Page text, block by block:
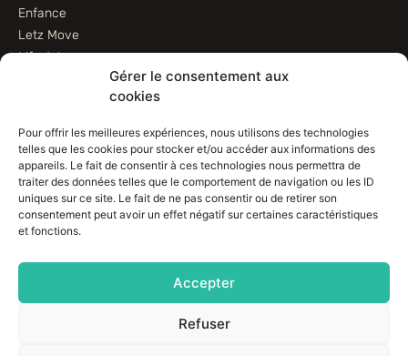
Gérer le consentement aux
cookies
Pour offrir les meilleures expériences, nous utilisons des technologies
telles que les cookies pour stocker et/ou accéder aux informations des
appareils. Le fait de consentir à ces technologies nous permettra de
traiter des données telles que le comportement de navigation ou les ID
uniques sur ce site. Le fait de ne pas consentir ou de retirer son
consentement peut avoir un effet négatif sur certaines caractéristiques
et fonctions.
Accepter
Refuser
Enfance
Letz Move
Lifestyle
Informations
Contactez-nous
Conditions d’utilisation
Conditions de vente
Déclaration de confidentialité (UE)
Imprint